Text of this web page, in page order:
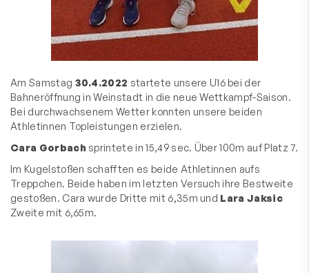
Am Samstag 30.4.2022 startete unsere U16 bei der
Bahneröffnung in Weinstadt in die neue Wettkampf-Saison.
Bei durchwachsenem Wetter konnten unsere beiden
Athletinnen Topleistungen erzielen.
Cara Gorbach sprintete in 15,49 sec. Über 100m auf Platz 7.
Im Kugelstoßen schafften es beide Athletinnen aufs
Treppchen. Beide haben im letzten Versuch ihre Bestweite
gestoßen. Cara wurde Dritte mit 6,35m und Lara Jaksic
Zweite mit 6,65m.